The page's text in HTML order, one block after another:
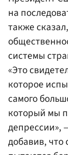
на
также
системы
«Это
которое
самого
который мы
депрессии»,
добавив, что